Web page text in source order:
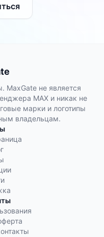
не является
MAX и никак не
марки и логотипы
владельцам.